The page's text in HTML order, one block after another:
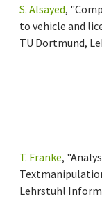
S. Alsayed,
to vehicle and
TU Dortmund,
T. Franke,
Lehrstuhl